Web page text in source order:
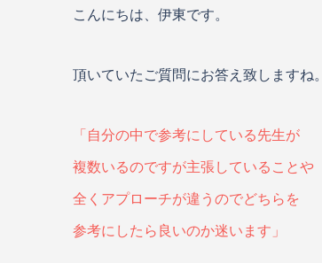
こんにちは、伊東です。
頂いていたご質問にお答え致しますね。
「自分の中で参考にしている先生が
複数いるのですが主張していることや
全くアプローチが違うのでどちらを
参考にしたら良いのか迷います」